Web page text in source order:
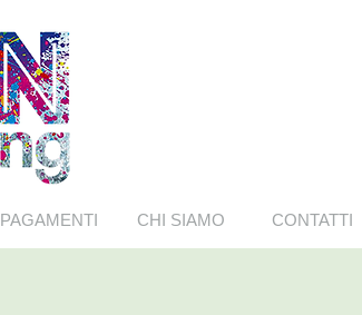
PAGAMENTI CHI SIAMO CONTATTI